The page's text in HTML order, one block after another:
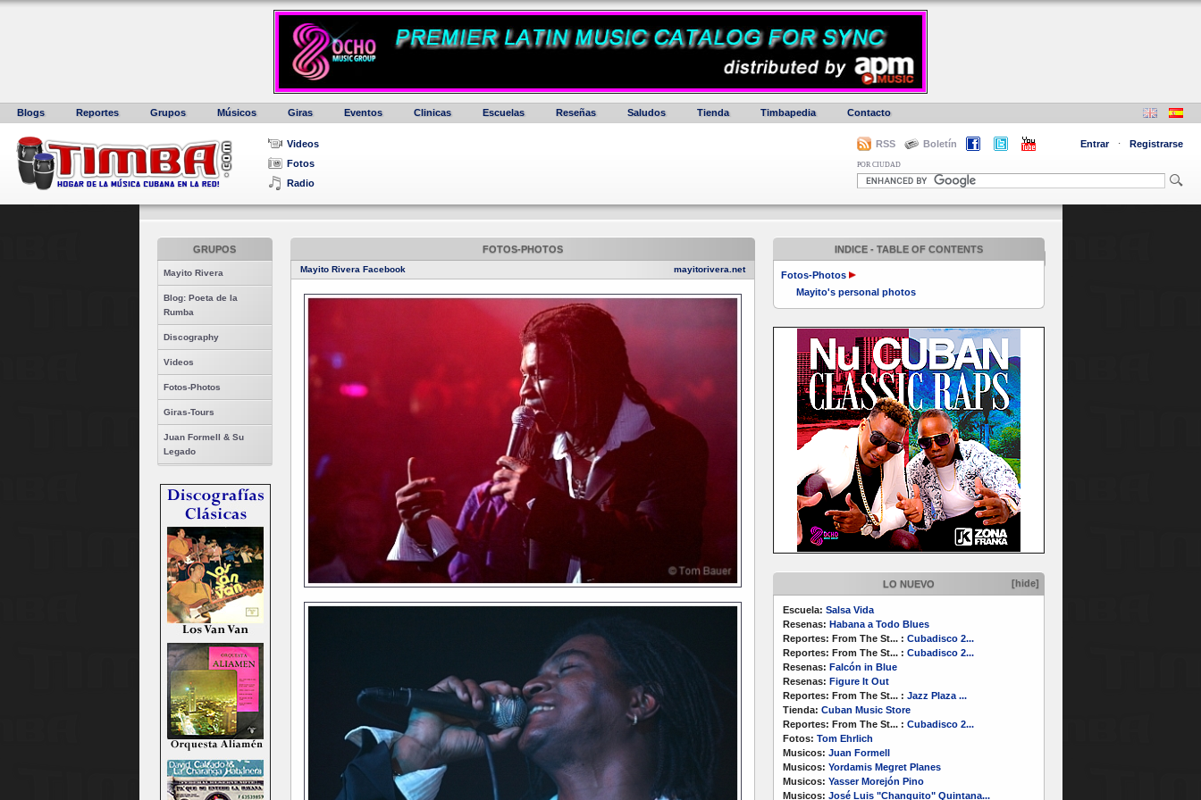
Blogs Reportes Grupos Músicos Giras Eventos Clinicas Escuelas Reseñas Saludos Tienda Timbapedia Contacto
Videos
Fotos
Radio
RSS Boletín Entrar · Registrarse
POR CIUDAD
GRUPOS
Mayito Rivera
Blog: Poeta de la
Rumba
Discography
Videos
Fotos-Photos
Giras-Tours
Juan Formell & Su
Legado
INDICE - TABLE OF CONTENTS
Fotos-Photos
Mayito's personal photos
LO NUEVO [hide]
Escuela: Salsa Vida
Resenas: Habana a Todo Blues
Reportes: From The St... : Cubadisco 2...
Reportes: From The St... : Cubadisco 2...
Resenas: Falcón in Blue
Resenas: Figure It Out
Reportes: From The St... : Jazz Plaza ...
Tienda: Cuban Music Store
Reportes: From The St... : Cubadisco 2...
Fotos: Tom Ehrlich
Musicos: Juan Formell
Musicos: Yordamis Megret Planes
Musicos: Yasser Morejón Pino
Musicos: José Luis "Changuito" Quintana...
FOTOS-PHOTOS
Mayito Rivera Facebook mayitorivera.net